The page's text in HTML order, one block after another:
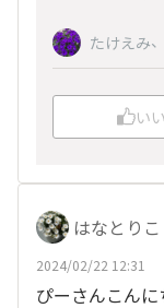
たけえみ、
い
はなとりこ
2024/02/22 12:31
ぴーさんこん